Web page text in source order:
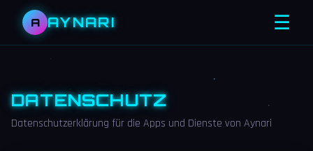
A AYNARI ☰
DATENSCHUTZ
Datenschutzerklärung für die Apps und Dienste von Aynari